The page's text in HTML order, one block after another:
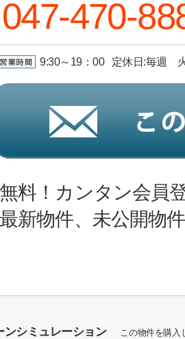
047-470-
9:30～19：00 定休日:毎週
無料！カンタン会員
最新物件、未公開物
ンシミュレーション この物件を購入